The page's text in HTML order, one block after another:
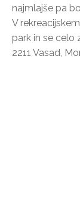
najmlajše pa
V
park in se celo
2211 Vasad,